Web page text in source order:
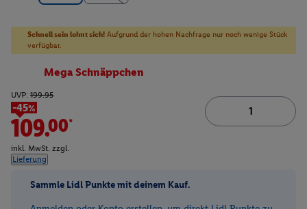
Schnell sein lohnt sich! Aufgrund der hohen Nachfrage nur noch wenige Stück
verfügbar.
Mega Schnäppchen
UVP: 199.95
-45%
109.00*
inkl. MwSt. zzgl.
Lieferung
Sammle Lidl Punkte mit deinem Kauf.